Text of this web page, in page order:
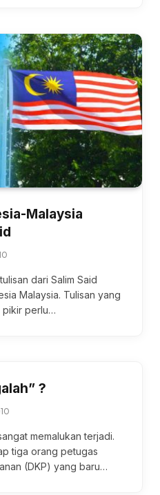
Malaysia
dari Salim Said
Malaysia. Tulisan yang
pikir perlu…
?
memalukan terjadi.
tiga orang petugas
(DKP) yang baru…